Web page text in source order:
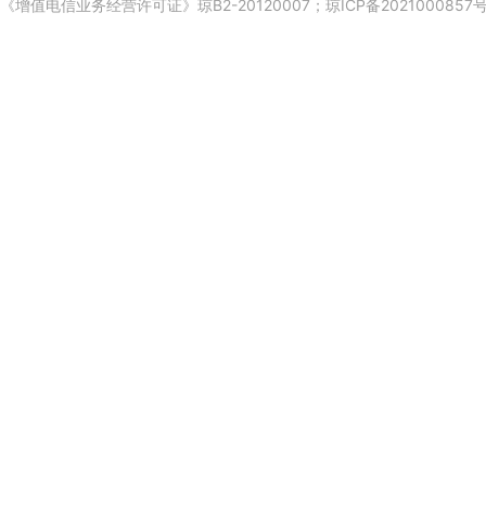
《增值电信业务经营许可证》琼B2-20120007； 琼ICP备2021000857